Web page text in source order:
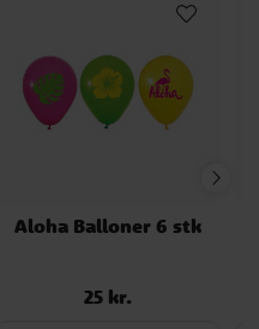
Aloha Balloner 6 stk
Pris: 25 kr.
25 kr.